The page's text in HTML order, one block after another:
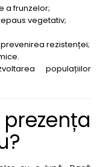
a frunzelor;
vegetativ;
rezistenței;
populațiilor